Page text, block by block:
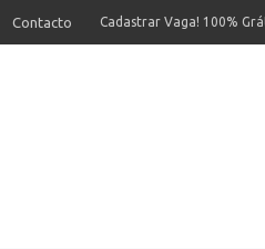
Contacto Cadastrar Vaga! 100%